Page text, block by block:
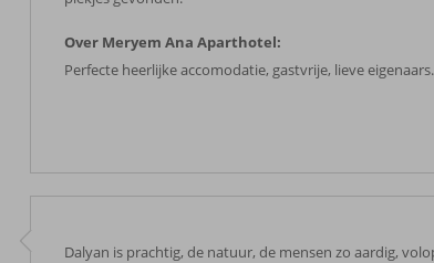
Over Meryem Ana Aparthotel:
Perfecte heerlijke accomodatie, gastvrije, lieve
Dalyan is prachtig, de natuur, de mensen zo aardig,